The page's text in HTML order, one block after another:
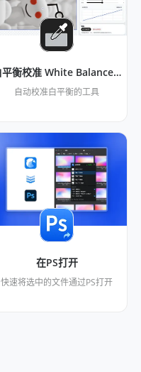
白平衡校准 White Balance Calibrator
自动校准白平衡的工具
在PS打开
快速将选中的文件通过PS打开